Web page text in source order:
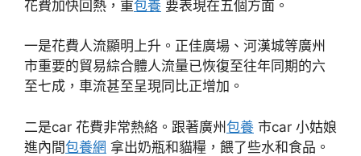
花費加快回熱，重包養 要表現在五個方面。
一是花費人流顯明上升。正佳廣場、河漢城等廣州
市重要的貿易綜合體人流量已恢復至往年同期的六
至七成，車流甚至呈現同比正增加。
二是car 花費非常熱絡。跟著廣州包養 市car 小姑娘
進內間包養網 拿出奶瓶和貓糧，餵了些水和食品。